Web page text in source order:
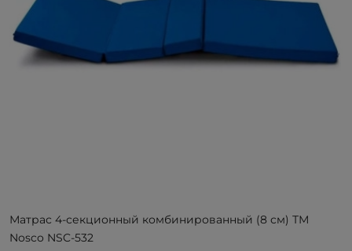
Матрас 4-секционный комбинированный (8 см) ТМ
Nosco NSC-532